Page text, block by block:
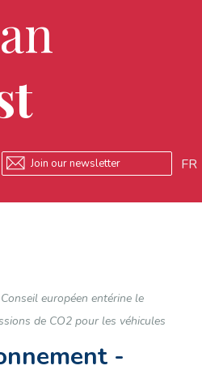
FR
européen entérine le
de CO2 pour les véhicules
-